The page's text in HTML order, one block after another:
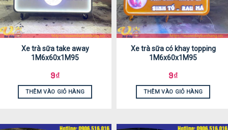
Xe trà sữa take away
1M6x60x1M95
9₫
THÊM VÀO GIỎ HÀNG
Xe trà sữa có khay topping
1M6x60x1M95
9₫
THÊM VÀO GIỎ HÀNG